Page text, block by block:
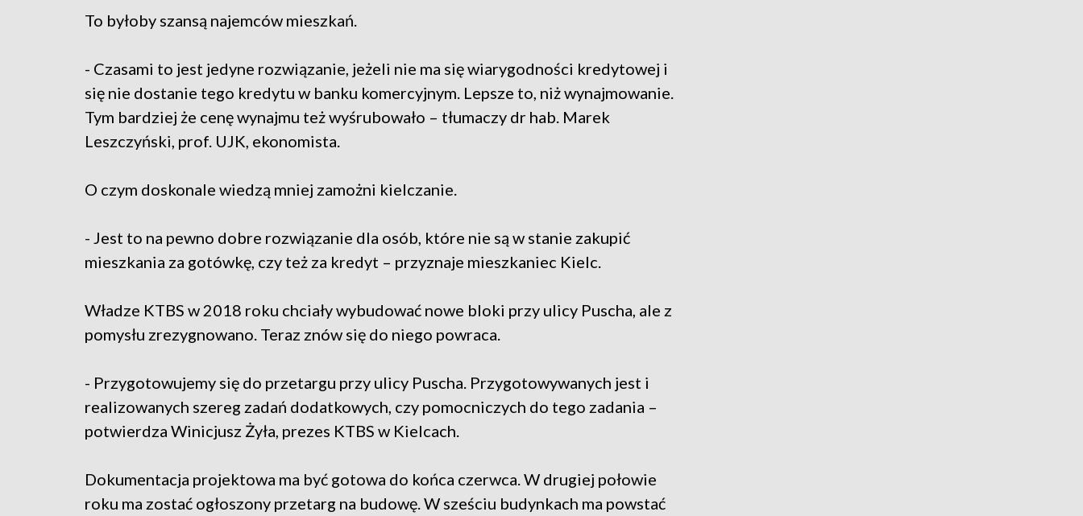
To byłoby szansą najemców mieszkań.
- Czasami to jest jedyne rozwiązanie, jeżeli nie ma się wiarygodności kredytowej i
się nie dostanie tego kredytu w banku komercyjnym. Lepsze to, niż wynajmowanie.
Tym bardziej że cenę wynajmu też wyśrubowało – tłumaczy dr hab. Marek
Leszczyński, prof. UJK, ekonomista.
O czym doskonale wiedzą mniej zamożni kielczanie.
- Jest to na pewno dobre rozwiązanie dla osób, które nie są w stanie zakupić
mieszkania za gotówkę, czy też za kredyt – przyznaje mieszkaniec Kielc.
Władze KTBS w 2018 roku chciały wybudować nowe bloki przy ulicy Puscha, ale z
pomysłu zrezygnowano. Teraz znów się do niego powraca.
- Przygotowujemy się do przetargu przy ulicy Puscha. Przygotowywanych jest i
realizowanych szereg zadań dodatkowych, czy pomocniczych do tego zadania –
potwierdza Winicjusz Żyła, prezes KTBS w Kielcach.
Dokumentacja projektowa ma być gotowa do końca czerwca. W drugiej połowie
roku ma zostać ogłoszony przetarg na budowę. W sześciu budynkach ma powstać